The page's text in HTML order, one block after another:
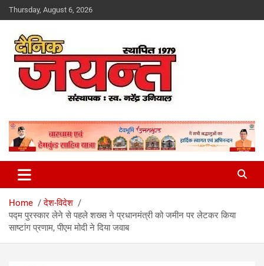
Skip
to
Thursday, August 6, 2026
Dainik Jayant
Home
देश-विदेश
पद्म पुरस्कार लेने से पहले शख्स ने प्रधानमंत्री को जमीन पर लेटकर किया
साष्टांग प्रणाम, पीएम मोदी ने दिया जवाब